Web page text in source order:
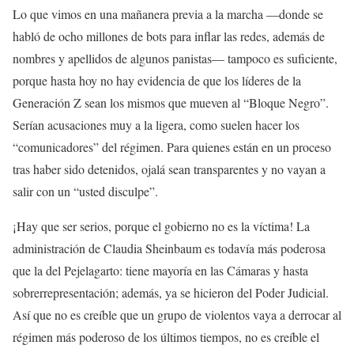
Lo que vimos en una mañanera previa a la marcha —donde se
habló de ocho millones de bots para inflar las redes, además de
nombres y apellidos de algunos panistas— tampoco es suficiente,
porque hasta hoy no hay evidencia de que los líderes de la
Generación Z sean los mismos que mueven al “Bloque Negro”.
Serían acusaciones muy a la ligera, como suelen hacer los
“comunicadores” del régimen. Para quienes están en un proceso
tras haber sido detenidos, ojalá sean transparentes y no vayan a
salir con un “usted disculpe”.
¡Hay que ser serios, porque el gobierno no es la víctima! La
administración de Claudia Sheinbaum es todavía más poderosa
que la del Pejelagarto: tiene mayoría en las Cámaras y hasta
sobrerrepresentación; además, ya se hicieron del Poder Judicial.
Así que no es creíble que un grupo de violentos vaya a derrocar al
régimen más poderoso de los últimos tiempos, no es creíble el